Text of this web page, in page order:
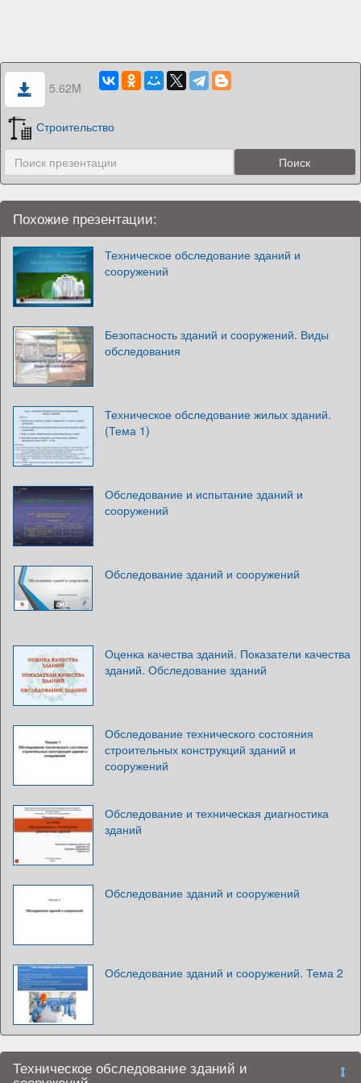
5.62M
Строительство
Похожие презентации:
Техническое обследование зданий и
сооружений
Безопасность зданий и сооружений. Виды
обследования
Техническое обследование жилых зданий.
(Тема 1)
Обследование и испытание зданий и
сооружений
Обследование зданий и сооружений
Оценка качества зданий. Показатели качества
зданий. Обследование зданий
Обследование технического состояния
строительных конструкций зданий и
сооружений
Обследование и техническая диагностика
зданий
Обследование зданий и сооружений
Обследование зданий и сооружений. Тема 2
Техническое обследование зданий и